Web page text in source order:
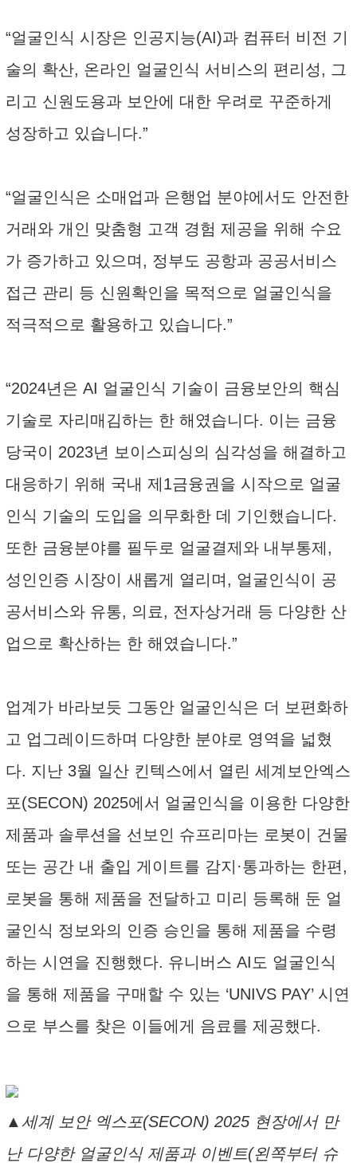
“얼굴인식 시장은 인공지능(AI)과 컴퓨터 비전 기
술의 확산, 온라인 얼굴인식 서비스의 편리성, 그
리고 신원도용과 보안에 대한 우려로 꾸준하게
성장하고 있습니다.”
“얼굴인식은 소매업과 은행업 분야에서도 안전한
거래와 개인 맞춤형 고객 경험 제공을 위해 수요
가 증가하고 있으며, 정부도 공항과 공공서비스
접근 관리 등 신원확인을 목적으로 얼굴인식을
적극적으로 활용하고 있습니다.”
“2024년은 AI 얼굴인식 기술이 금융보안의 핵심
기술로 자리매김하는 한 해였습니다. 이는 금융
당국이 2023년 보이스피싱의 심각성을 해결하고
대응하기 위해 국내 제1금융권을 시작으로 얼굴
인식 기술의 도입을 의무화한 데 기인했습니다.
또한 금융분야를 필두로 얼굴결제와 내부통제,
성인인증 시장이 새롭게 열리며, 얼굴인식이 공
공서비스와 유통, 의료, 전자상거래 등 다양한 산
업으로 확산하는 한 해였습니다.”
업계가 바라보듯 그동안 얼굴인식은 더 보편화하
고 업그레이드하며 다양한 분야로 영역을 넓혔
다. 지난 3월 일산 킨텍스에서 열린 세계보안엑스
포(SECON) 2025에서 얼굴인식을 이용한 다양한
제품과 솔루션을 선보인 슈프리마는 로봇이 건물
또는 공간 내 출입 게이트를 감지·통과하는 한편,
로봇을 통해 제품을 전달하고 미리 등록해 둔 얼
굴인식 정보와의 인증 승인을 통해 제품을 수령
하는 시연을 진행했다. 유니버스 AI도 얼굴인식
을 통해 제품을 구매할 수 있는 ‘UNIVS PAY’ 시연
으로 부스를 찾은 이들에게 음료를 제공했다.
▲세계 보안 엑스포(SECON) 2025 현장에서 만
난 다양한 얼굴인식 제품과 이벤트(왼쪽부터 슈